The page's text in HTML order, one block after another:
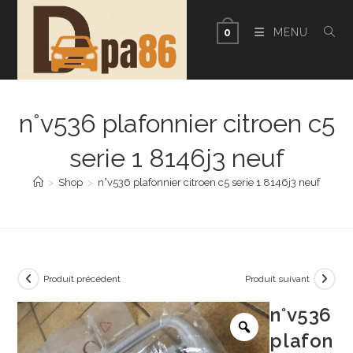
0 MENU
n°v536 plafonnier citroen c5
serie 1 8146j3 neuf
> Shop > n°v536 plafonnier citroen c5 serie 1 8146j3 neuf
Produit précédent Produit suivant
n°v536
plafon